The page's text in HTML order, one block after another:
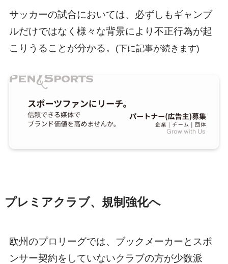
サッカーの試合においては、必ずしもギャンブ
ルだけではなく様々な背景により不正行為が起
こりうることが分かる。
(下に記事が続きます)
プレミアクラブ、規制強化へ
欧州のプロリーグでは、ブックメーカーとスポ
ンサー契約をしていないクラブの方が少数派